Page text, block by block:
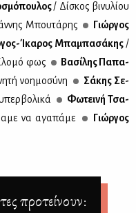
/ Δί­σκος βι­νυ­λί­ου
Μπου­τά­ρης
Γιώρ­γος
Ίκα­ρος Μπα­μπα­σά­κης/
φως
Βα­σί­λης Πα­πα­
νοη­μο­σύ­νη
Σά­κης Σε­
Φω­τει­νή Τσα­
να αγα­πά­με
Γιώρ­γος
προτείνουν: